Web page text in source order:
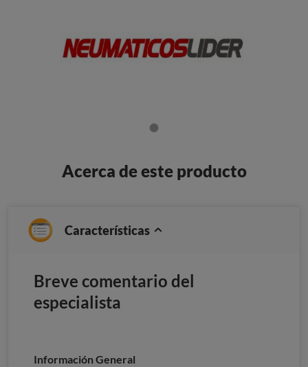
Acerca de este producto
Características
Breve comentario del
especialista
Información General